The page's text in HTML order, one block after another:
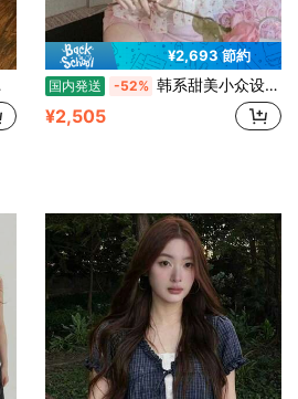
¥2,693 節約
国内発送 -52% 韩系甜美小众设计感肌理感泡泡袖短袖衬衫女夏季纯欲风短款上衣夏
¥2,505